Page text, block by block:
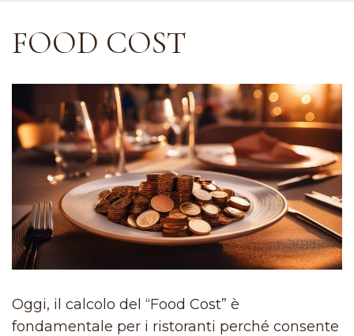
FOOD COST
Oggi, il calcolo del “Food Cost” è
fondamentale per i ristoranti perché consente